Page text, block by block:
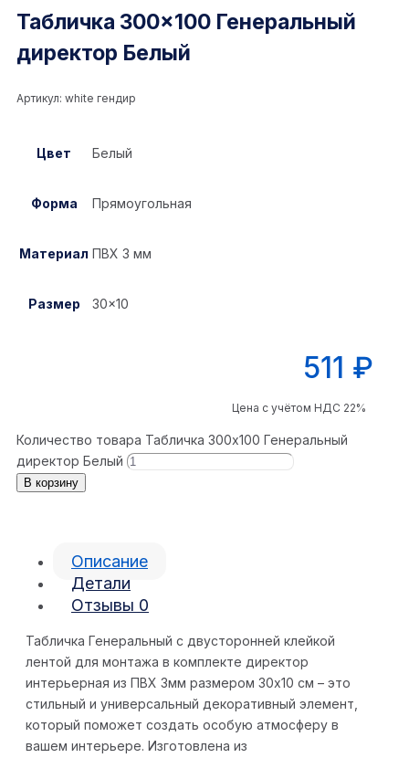
Табличка 300×100 Генеральный
директор Белый
Артикул: white гендир
Цвет Белый
Форма Прямоугольная
Материал ПВХ 3 мм
Размер 30×10
511 ₽
Цена с учётом НДС 22%
Количество товара Табличка 300x100 Генеральный
директор Белый
В корзину
Описание
Детали
Отзывы 0
Табличка Генеральный с двусторонней клейкой
лентой для монтажа в комплекте директор
интерьерная из ПВХ 3мм размером 30х10 см – это
стильный и универсальный декоративный элемент,
который поможет создать особую атмосферу в
вашем интерьере. Изготовлена из